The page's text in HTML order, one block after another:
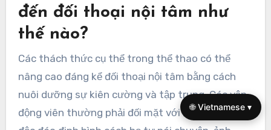
đến đối thoại nội tâm như
thế nào?
Các thách thức cụ thể trong thể thao có thể
nâng cao đáng kể đối thoại nội tâm bằng cách
nuôi dưỡng sự kiên cường và tập trung. Các vận
động viên thường phải đối mặt với những áp lực
🌐 Vietnamese ▾